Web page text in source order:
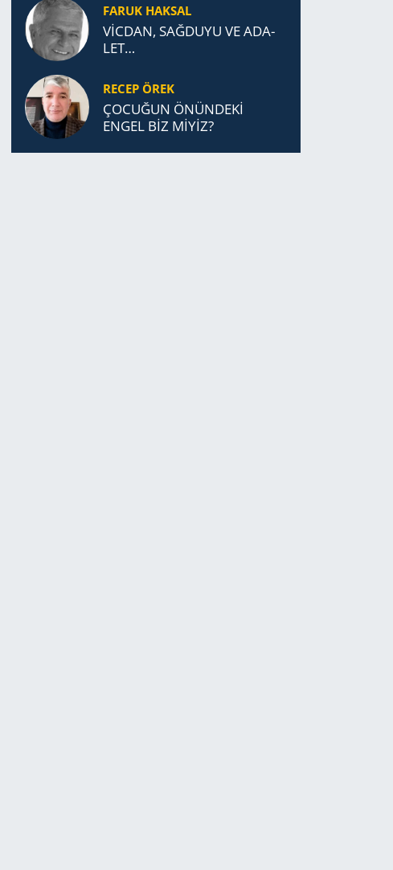
FARUK HAKSAL
VİCDAN, SAĞ­DU­YU VE ADA­
LET…
RECEP ÖREK
ÇOCUĞUN ÖNÜNDEKİ
ENGEL BİZ MİYİZ?